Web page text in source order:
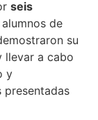
seis
de
su
llevar a cabo
y
presentadas